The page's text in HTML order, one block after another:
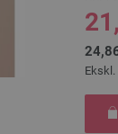
Ekskl.